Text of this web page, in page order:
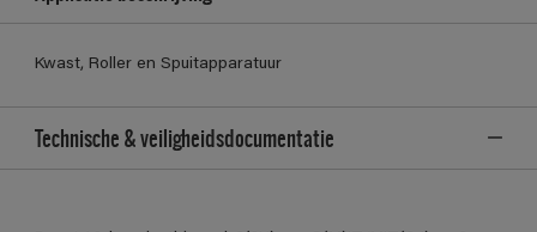
Kwast, Roller en Spuitapparatuur
Technische & veiligheidsdocumentatie